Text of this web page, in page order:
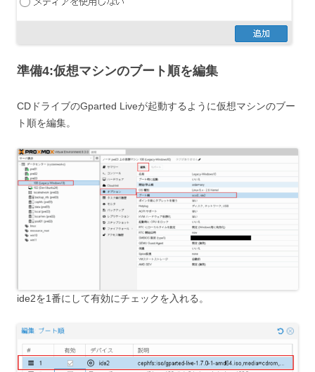
準備4:仮想マシンのブート順を編集
CDドライブのGparted Liveが起動するように仮想マシンのブー
ト順を編集。
ide2を1番にして有効にチェックを入れる。